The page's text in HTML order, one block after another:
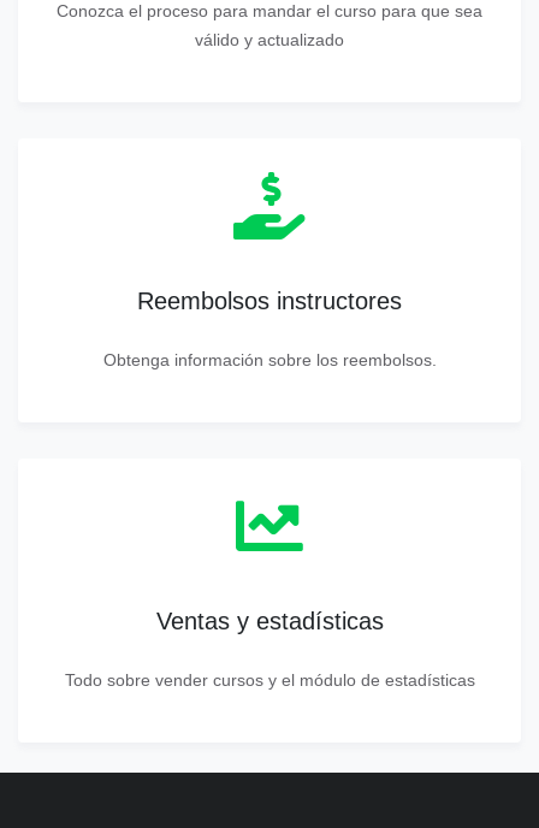
Conozca el proceso para mandar el curso para que sea
válido y actualizado
Reembolsos instructores
Obtenga información sobre los reembolsos.
Ventas y estadísticas
Todo sobre vender cursos y el módulo de estadísticas